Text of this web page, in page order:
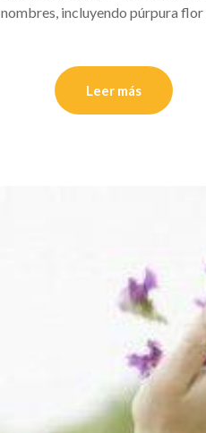
incluyendo púrpura flor
Leer más